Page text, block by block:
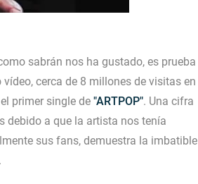
sabrán nos ha gustado, es prueba
cerca de 8 millones de visitas en
primer single de "ARTPOP". Una cifra
debido a que la artista nos tenía
sus fans, demuestra la imbatible